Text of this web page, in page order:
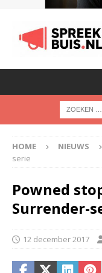
HOME NIEUWS
serie
Powned
Surrender-
12 december 2017